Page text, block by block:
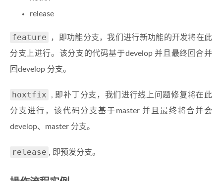
release
feature
，即功能分支，我们进行新功能的开发将在此
分支上进行。该分支的代码基于develop 并且最终回合并
回develop 分支。
hoxtfix
, 即补丁分支，我们进行线上问题修复将在此
分支进行，该代码分支基于master 并且最终将合并会
develop、master 分支。
release , 即预发分支。